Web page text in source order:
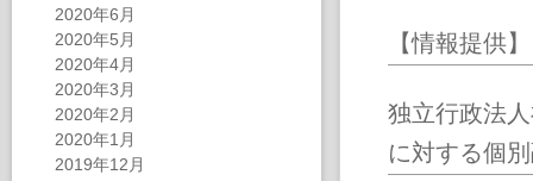
2020年6月
2020年5月
2020年4月
2020年3月
2020年2月
2020年1月
2019年12月
【情報提供
独立行政法
に対する個